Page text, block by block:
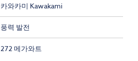
카와카미 Kawakami
풍력 발전
272 메가와트